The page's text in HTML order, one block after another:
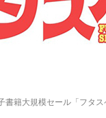
書籍大規模セール「フタ